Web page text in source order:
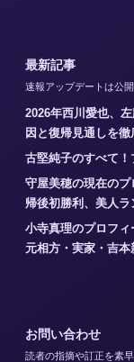
最新記事
速報アップデートは公
2026年西川愛也、
因と復帰見通しを徹
古堅純子のすべて
守屋美穂の現在の
帰後初勝利、美人
小寺真理のプロフィ
元相方・実家・吉
お問い合わせ
読者の指摘や訂正を素